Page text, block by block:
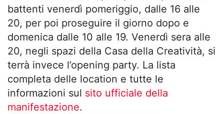
battenti venerdì pomeriggio, dalle 16 alle
20, per poi proseguire il giorno dopo e
domenica dalle 10 alle 19. Venerdì sera alle
20, negli spazi della Casa della Creatività, si
terrà invece l’opening party. La lista
completa delle location e tutte le
informazioni sul sito ufficiale della
manifestazione.